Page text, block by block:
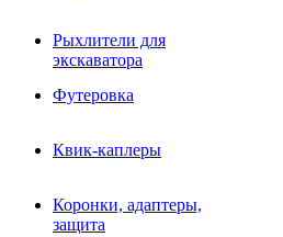
Рыхлители для
экскаватора
Футеровка
Квик-каплеры
Коронки, адаптеры,
защита